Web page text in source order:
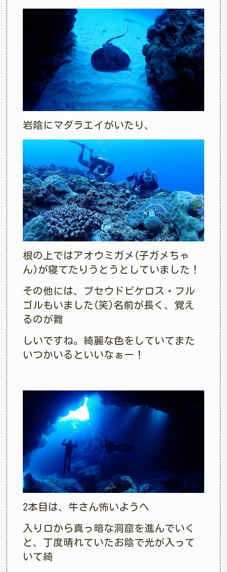
岩陰にマダラエイがいたり、
根の上ではアオウミガメ(子ガメちゃ
ん)が寝てたりうとうとしていました！
その他には、プセウドビケロス・フル
ゴルもいました(笑)名前が長く、覚え
るのが難
しいですね。綺麗な色をしていてまた
いつかいるといいなぁー！
2本目は、牛さん怖いようへ
入り口から真っ暗な洞窟を進んでいく
と、丁度晴れていたお陰で光が入って
いて綺